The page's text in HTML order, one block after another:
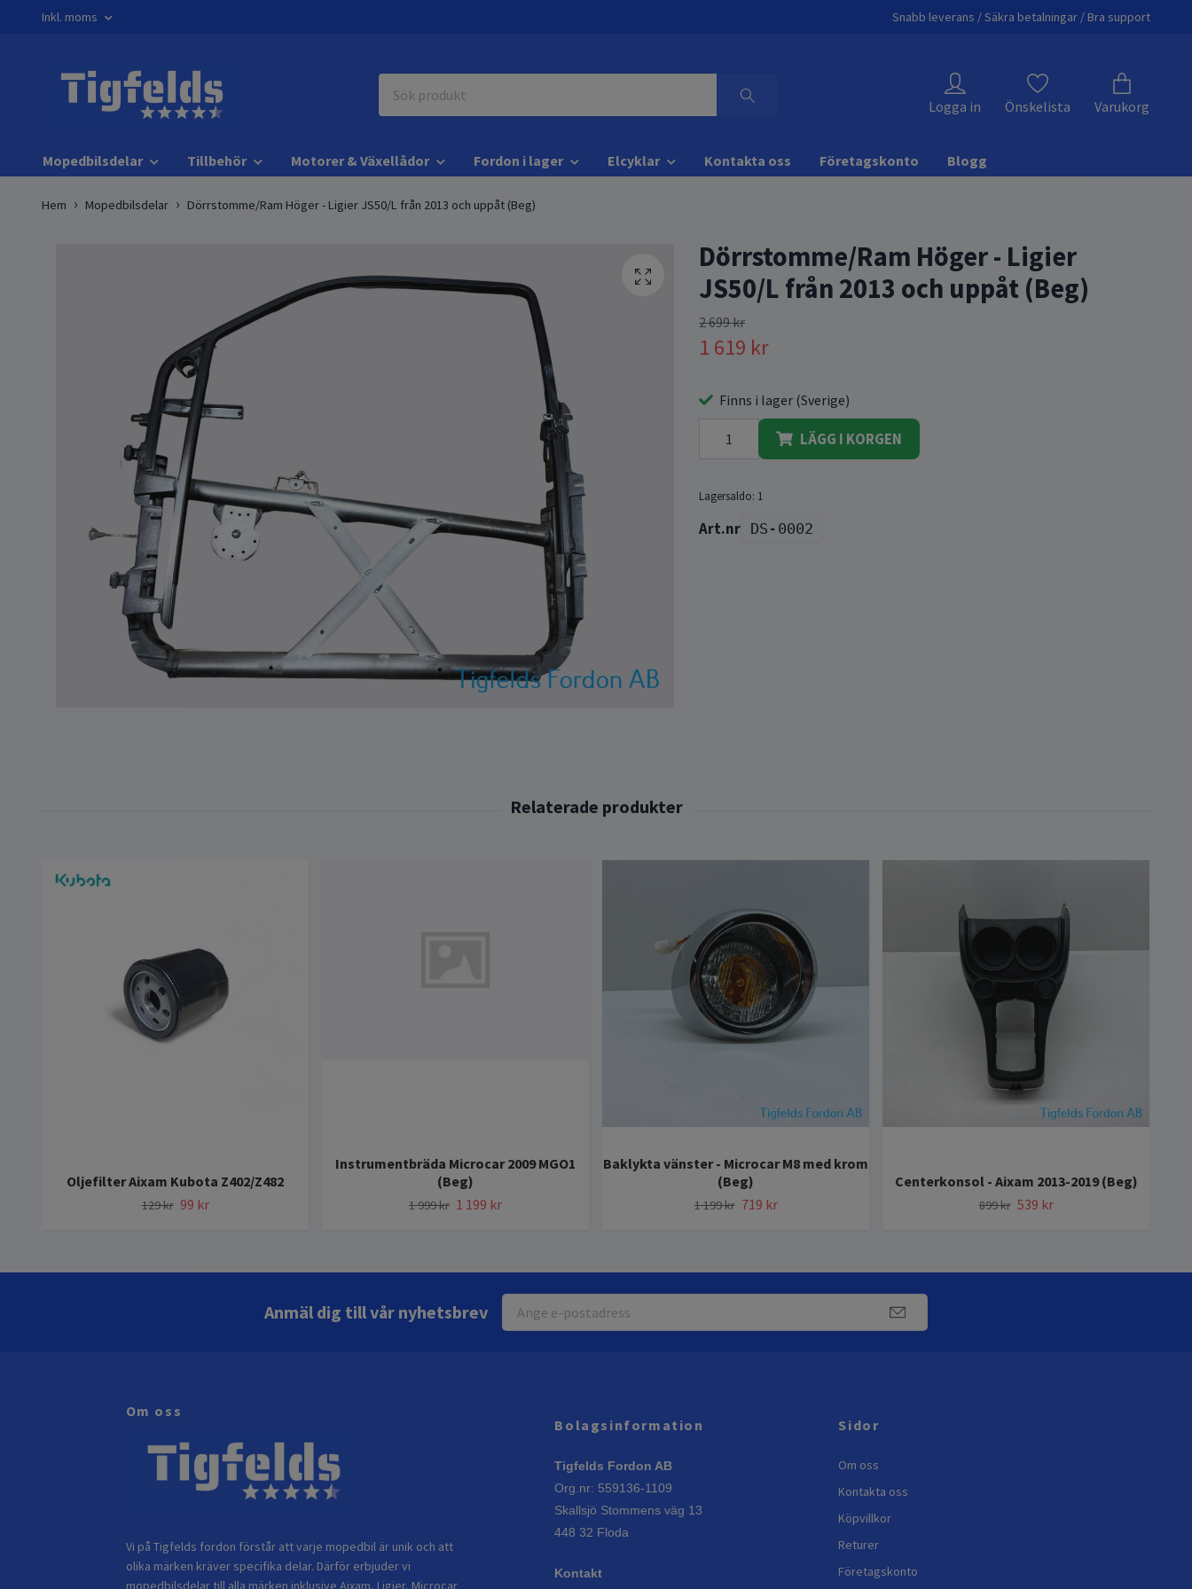
Inkl. moms Snabb leverans / Säkra betalningar / Bra support
Logga in Önskelista Varukorg
Mopedbilsdelar Tillbehör Motorer & Växellådor Fordon i lager Elcyklar Kontakta oss Företagskonto Blogg
Hem Mopedbilsdelar Dörrstomme/Ram Höger - Ligier JS50/L från 2013 och uppåt (Beg)
Dörrstomme/Ram Höger - Ligier
JS50/L från 2013 och uppåt (Beg)
2 699 kr
1 619 kr
Finns i lager (Sverige)
LÄGG I KORGEN
Lagersaldo: 1
DS-0002
Oljefilter Aixam Kubota Z402/Z482
129 kr 99 kr
Instrumentbräda Microcar 2009 MGO1
(Beg)
1 999 kr 1 199 kr
Baklykta vänster - Microcar M8 med krom
(Beg)
1 199 kr 719 kr
Centerkonsol - Aixam 2013-2019 (Beg)
899 kr 539 kr
Anmäl dig till vår nyhetsbrev
Om oss
Vi på Tigfelds fordon förstår att varje mopedbil är unik och att
olika märken kräver specifika delar. Därför erbjuder vi
mopedbilsdelar till alla märken inklusive Aixam, Ligier, Microcar
Bolagsinformation
Tigfelds Fordon AB
Org.nr: 559136-1109
Skallsjö Stommens väg 13
448 32 Floda
Kontakt
Sidor
Om oss
Kontakta oss
Köpvillkor
Returer
Företagskonto